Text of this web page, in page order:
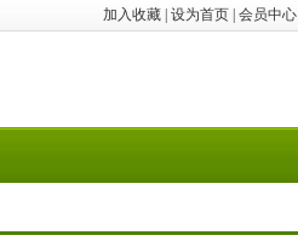
加入收藏 设为首页 会员中心